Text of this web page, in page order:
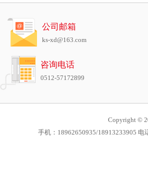
公司邮箱
ks-xd@163.com
咨询电话
0512-57172899
Copyright ©
手机：18962650935/18913233905